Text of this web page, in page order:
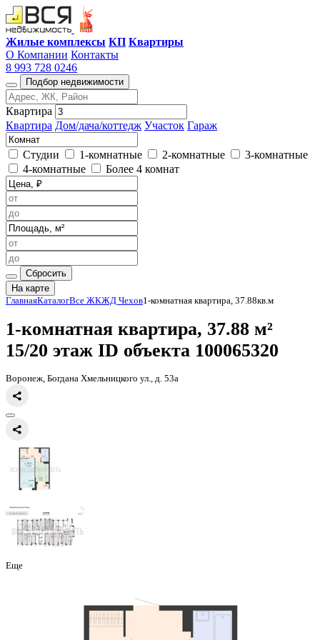
Жилые комплексы КП Квартиры
О Компании Контакты
8 993 728 0246
Подбор недвижимости
Квартира
Квартира Дом/дача/коттедж Участок Гараж
Студии 1-комнатные 2-комнатные
3-комнатные
4-комнатные
Более 4 комнат
Сбросить
На карте
Главная КаталогВсе ЖКЖД Чехов
1-комнатная квартира, 37.88
15/20 этаж
Воронеж, Богдана Хмельницкого ул., д. 53а